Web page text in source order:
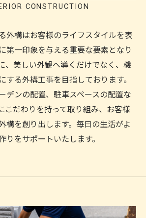
CONSTRUCTION
外構はお客様のライフスタイルを表
第一印象を与える重要な要素となり
、美しい外観へ導くだけでなく、機
する外構工事を目指しております。
デンの配置、駐車スペースの配置な
こだわりを持って取り組み、お客様
構を創り出します。毎日の生活がよ
りをサポートいたします。